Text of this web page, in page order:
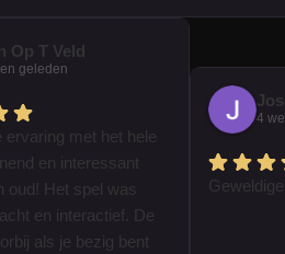
Op T Veld
geleden
ervaring met het hele
en interessant
oud! Het spel was
en interactief. De
als je bezig bent
4